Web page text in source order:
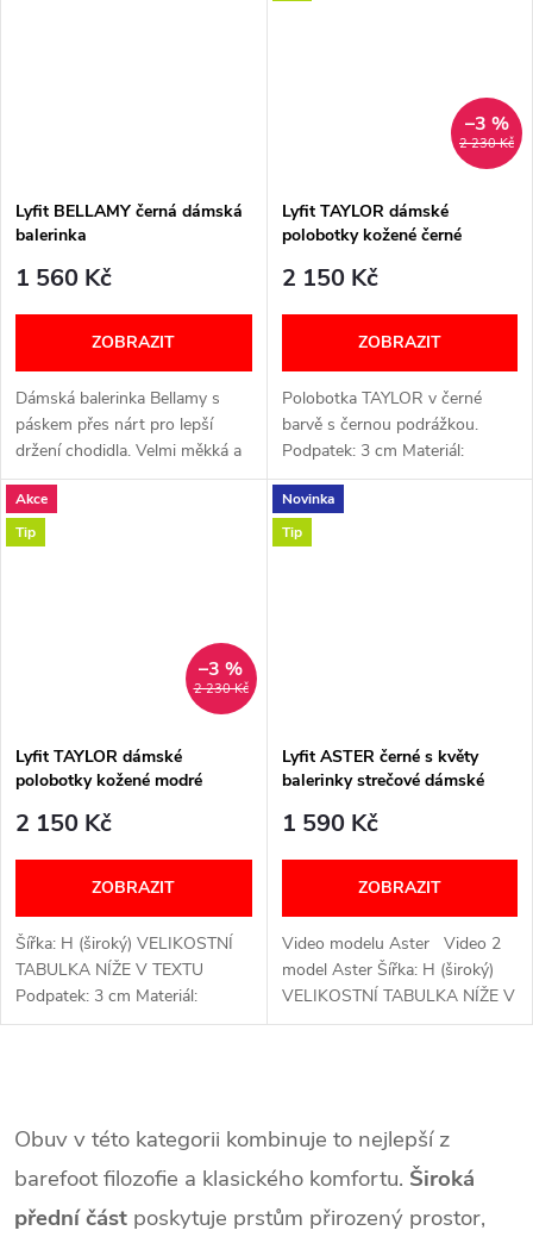
Lyfit BELLAMY černá dámská
balerinka
1 560 Kč
ZOBRAZIT
Dámská balerinka Bellamy s
páskem přes nárt pro lepší
držení chodidla. Velmi měkká a
flexibilní, s pevnou patní
oporou. Vyjímatelná vyměkčená
stélka a lehká PU podešev (cca
2 230 Kč
–3 %
Lyfit TAYLOR dámské
polobotky kožené černé
2 150 Kč
ZOBRAZIT
Polobotka TAYLOR v černé
barvě s černou podrážkou.
Podpatek: 3 cm Materiál:
Kožený svršek a syntetická
podšívka, PU podešev
Vyjímatelná vložka: Ano
Akce
Tip
2 230 Kč
–3 %
Lyfit TAYLOR dámské
polobotky kožené modré
2 150 Kč
ZOBRAZIT
Šířka: H (široký) VELIKOSTNÍ
TABULKA NÍŽE V TEXTU
Podpatek: 3 cm Materiál:
Kožený svršek a syntetická
Novinka
Tip
Lyfit ASTER černé s květy
balerinky strečové dámské
1 590 Kč
ZOBRAZIT
Video modelu Aster Video 2
model Aster Šířka: H (široký)
VELIKOSTNÍ TABULKA NÍŽE V
TEXTU Podpatek: 3 cm
v
l
Obuv v této kategorii kombinuje to nejlepší z
barefoot filozofie a klasického komfortu. Široká
přední část poskytuje prstům přirozený prostor,